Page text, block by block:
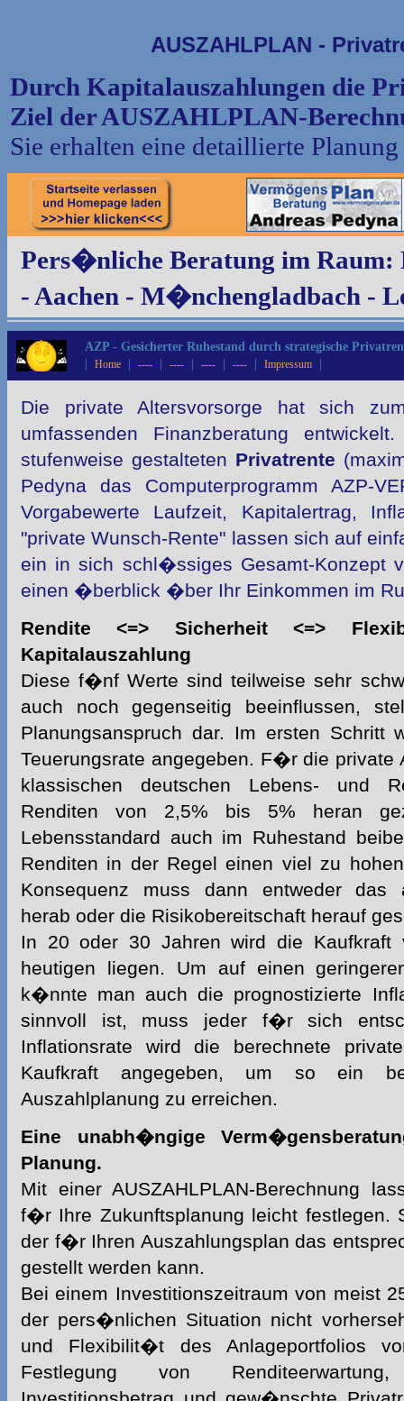
AUSZAHLPLAN -
Durch Kapitalauszahlungen die
Ziel der AUSZAHLPLAN-
Sie erhalten eine detaillierte
Pers�nliche Beratung im Raum:
- Aachen - M�nchengladbach -
AZP - Gesicherter Ruhestand durch strategische
Home ---- ---- ---- ---- Impressum
Die private Altersvorsorge hat sich
umfassenden Finanzberatung
stufenweise gestalteten Privatrente
Pedyna das Computerprogramm AZP-
Vorgabewerte Laufzeit, Kapitalertrag,
"private Wunsch-Rente" lassen sich auf
ein in sich schl�ssiges Gesamt-Konzept
einen �berblick �ber Ihr Einkommen im
Rendite <=> Sicherheit <=>
Kapitalauszahlung
Diese f�nf Werte sind teilweise sehr
auch noch gegenseitig beeinflussen,
Planungsanspruch dar. Im ersten Schritt
Teuerungsrate angegeben. F�r die private
klassischen deutschen Lebens- und
Renditen von 2,5% bis 5% heran
Lebensstandard auch im Ruhestand
Renditen in der Regel einen viel zu
Konsequenz muss dann entweder das
herab oder die Risikobereitschaft herauf
In 20 oder 30 Jahren wird die Kaufkraft
heutigen liegen. Um auf einen
k�nnte man auch die prognostizierte
sinnvoll ist, muss jeder f�r sich
Inflationsrate wird die berechnete
Kaufkraft angegeben, um so ein
Auszahlplanung zu erreichen.
Eine unabh�ngige
Planung.
Mit einer AUSZAHLPLAN-Berechnung
f�r Ihre Zukunftsplanung leicht festlegen.
der f�r Ihren Auszahlungsplan das
gestellt werden kann.
Bei einem Investitionszeitraum von meist
der pers�nlichen Situation nicht
und Flexibilit�t des Anlageportfolios
Festlegung von